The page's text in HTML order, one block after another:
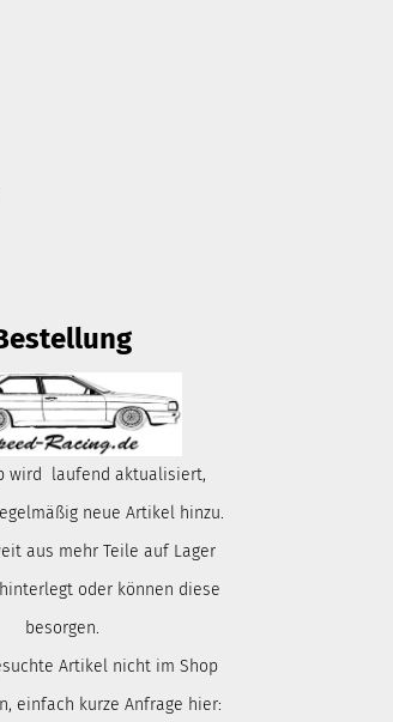
wird laufend aktualisiert,
neue Artikel hinzu.
aus mehr Teile auf Lager
oder können diese
besorgen.
Artikel nicht im Shop
einfach kurze Anfrage hier: